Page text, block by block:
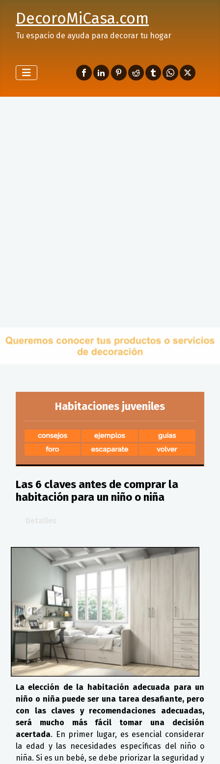
DecoroMiCasa.com
Tu espacio de ayuda para decorar tu hogar
Habitaciones juveniles
Las 6 claves antes de comprar la
habitación para un niño o niña
La elección de la habitación adecuada para un
niño o niña puede ser una tarea desafiante, pero
con las claves y recomendaciones adecuadas,
será mucho más fácil tomar una decisión
acertada. En primer lugar, es esencial considerar
la edad y las necesidades específicas del niño o
niña. Si es un bebé, se debe priorizar la seguridad y